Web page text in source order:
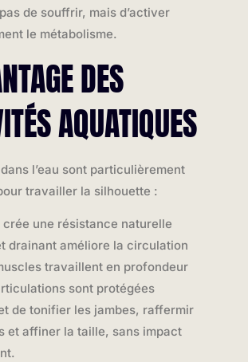
de souffrir, mais d’activer
le métabolisme.
DES
AQUATIQUES
l’eau sont particulièrement
travailler la silhouette :
crée une résistance naturelle
drainant améliore la circulation
travaillent en profondeur
sont protégées
de tonifier les jambes, raffermir
et affiner la taille, sans impact